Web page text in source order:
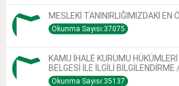
MESLEKİ TANINIRLIĞIMIZDAKİ EN
Okunma Sayısı:37075
KAMU İHALE KURUMU
BELGESİ İLE İLGİLİ
Okunma Sayısı:35137